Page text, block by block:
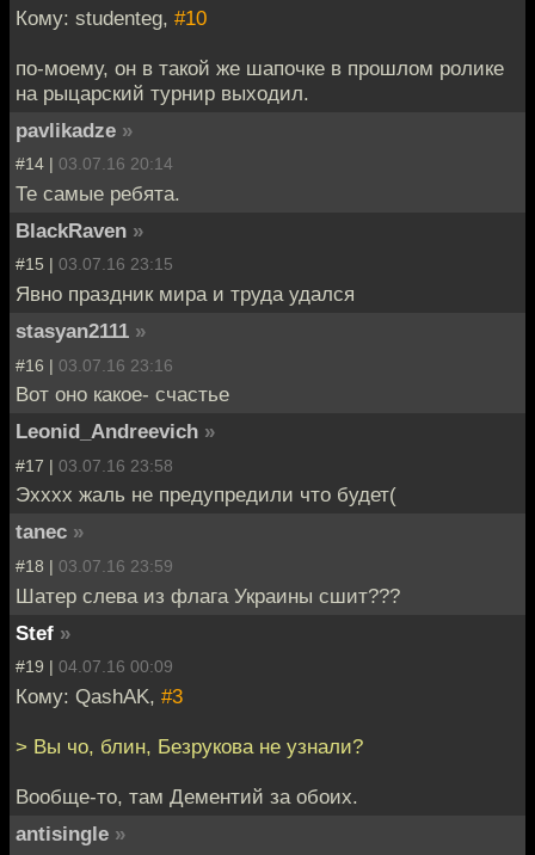
Кому: studenteg, #10
по-моему, он в такой же шапочке в прошлом ролике
на рыцарский турнир выходил.
pavlikadze »
#14 | 03.07.16 20:14
Те самые ребята.
BlackRaven »
#15 | 03.07.16 23:15
Явно праздник мира и труда удался
stasyan2111 »
#16 | 03.07.16 23:16
Вот оно какое- счастье
Leonid_Andreevich »
#17 | 03.07.16 23:58
Эхххх жаль не предупредили что будет(
tanec »
#18 | 03.07.16 23:59
Шатер слева из флага Украины сшит???
Stef »
#19 | 04.07.16 00:09
Кому: QashAK, #3
> Вы чо, блин, Безрукова не узнали?
Вообще-то, там Дементий за обоих.
antisingle »